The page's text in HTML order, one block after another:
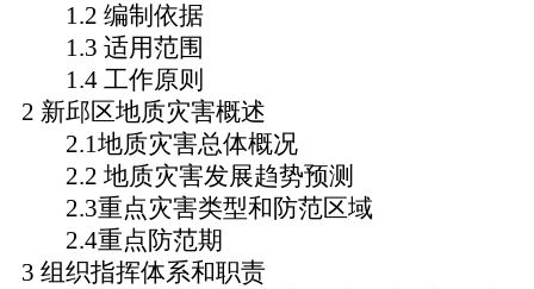
1.2 编制依据
1.3 适用范围
1.4 工作原则
2 新邱区地质灾害概述
2.1地质灾害总体概况
2.2 地质灾害发展趋势预测
2.3重点灾害类型和防范区域
2.4重点防范期
3 组织指挥体系和职责